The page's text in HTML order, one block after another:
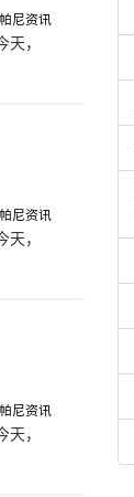
尼资讯
，
尼资讯
，
尼资讯
，